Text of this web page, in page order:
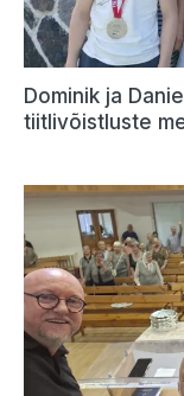
Dominik ja
tiitlivõistluste